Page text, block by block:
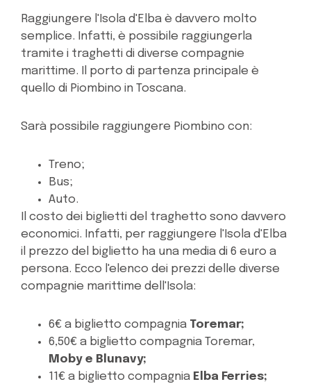
Raggiungere l'Isola d'Elba è davvero molto
semplice. Infatti, è possibile raggiungerla
tramite i traghetti di diverse compagnie
marittime. Il porto di partenza principale è
quello di Piombino in Toscana.
Sarà possibile raggiungere Piombino con:
Treno;
Bus;
Auto.
Il costo dei biglietti del traghetto sono davvero
economici. Infatti, per raggiungere l'Isola d'Elba
il prezzo del biglietto ha una media di 6 euro a
persona. Ecco l'elenco dei prezzi delle diverse
compagnie marittime dell'Isola:
6€ a biglietto compagnia Toremar;
6,50€ a biglietto compagnia Toremar,
Moby e Blunavy;
11€ a biglietto compagnia Elba Ferries;